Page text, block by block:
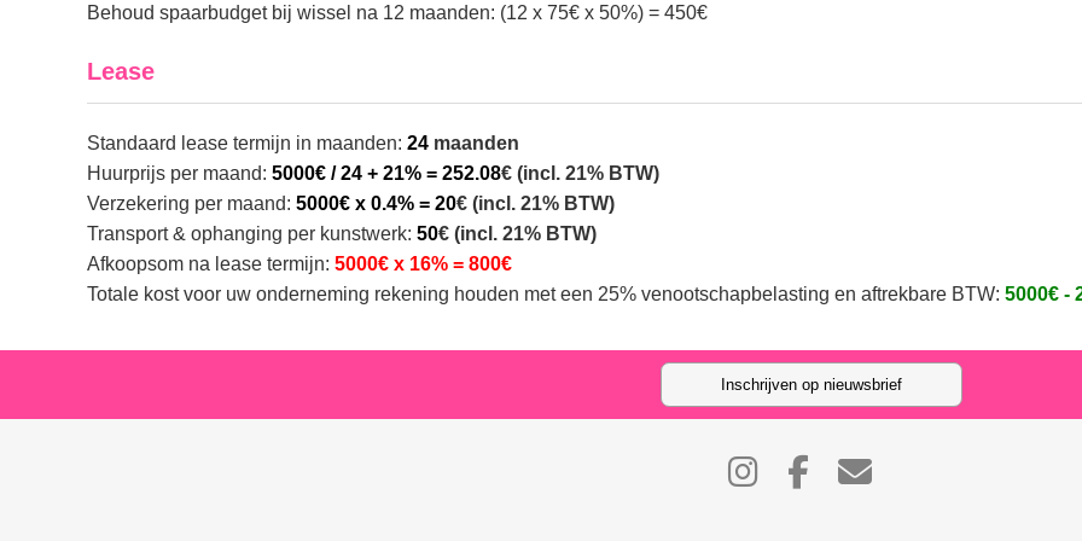
Behoud spaarbudget bij wissel na 12 maanden: (12 x 75€ x 50%) = 450€
Lease
Standaard lease termijn in maanden: 24 maanden
Huurprijs per maand: 5000€ / 24 + 21% = 252.08€ (incl. 21% BTW)
Verzekering per maand: 5000€ x 0.4% = 20€ (incl. 21% BTW)
Transport & ophanging per kunstwerk: 50€ (incl. 21% BTW)
Afkoopsom na lease termijn: 5000€ x 16% = 800€
Totale kost voor uw onderneming rekening houden met een 25% venootschapbelasting en aftrekbare BTW: 5000€ -
Inschrijven op nieuwsbrief